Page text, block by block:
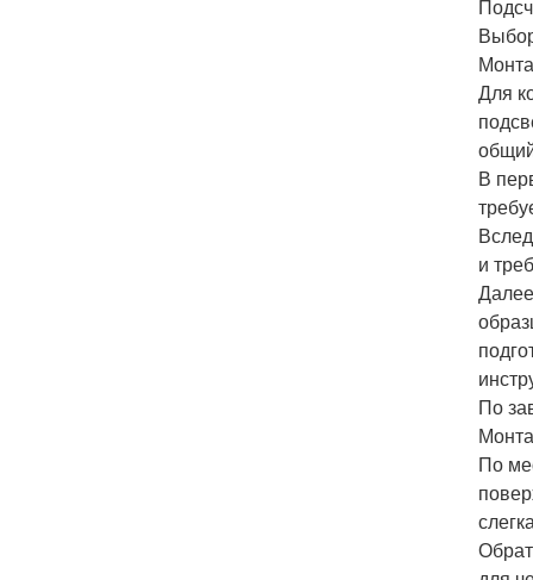
Для
В
и
По
По